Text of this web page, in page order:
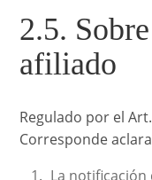
2.5.
afiliado
Regulado por el
Corresponde
La